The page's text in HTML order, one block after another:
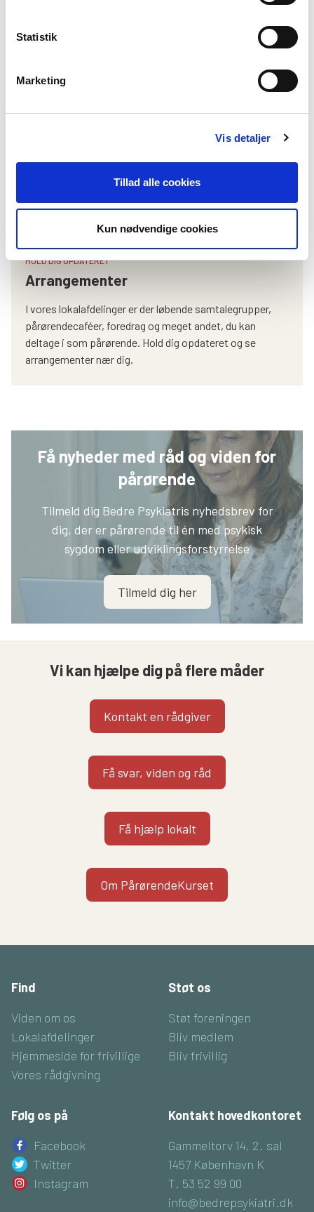
Statistik
Marketing
Vis detaljer
Tillad alle cookies
Kun nødvendige cookies
HOLD DIG OPDATERET
Arrangementer
I vores lokalafdelinger er der løbende samtalegrupper,
pårørendecaféer, foredrag og meget andet, du kan
deltage i som pårørende. Hold dig opdateret og se
arrangementer nær dig.
Få nyheder med råd og viden for
pårørende
Tilmeld dig Bedre Psykiatris nyhedsbrev for
dig, der er pårørende til én med psykisk
sygdom eller udviklingsforstyrrelse
Tilmeld dig her
Vi kan hjælpe dig på flere måder
Kontakt en rådgiver
Få svar, viden og råd
Få hjælp lokalt
Om PårørendeKurset
Find
Viden om os
Lokalafdelinger
Hjemmeside for frivillige
Vores rådgivning
Støt os
Støt foreningen
Bliv medlem
Bliv frivillig
Følg os på
Facebook
Twitter
Instagram
Kontakt hovedkontoret
Gammeltorv 14, 2. sal
1457 København K
T. 53 52 99 00
info@bedrepsykiatri.dk